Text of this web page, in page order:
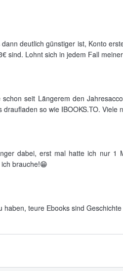
deutlich günstiger ist, Konto
sind. Lohnt sich in jedem Fall
seit Längerem den
so wie IBOOKS.TO.
dabei, erst mal hatte ich nur
brauche!😁
haben, teure Ebooks sind